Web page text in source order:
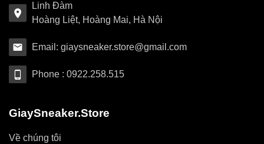
Linh Đàm
Hoàng Liệt, Hoàng Mai, Hà Nội
Email: giaysneaker.store@gmail.com
Phone : 0922.258.515
GiaySneaker.Store
Về chúng tôi